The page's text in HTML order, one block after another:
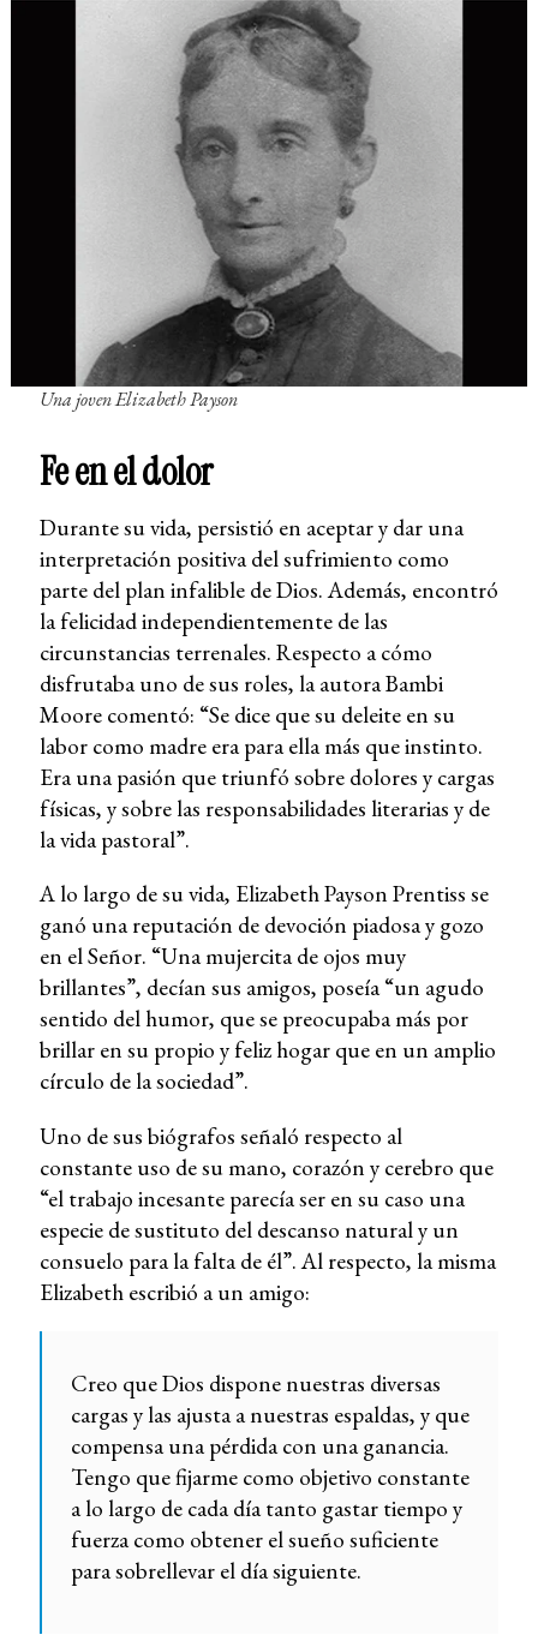
Una joven Elizabeth Payson
Fe en el dolor
Durante su vida, persistió en aceptar y dar una
interpretación positiva del sufrimiento como
parte del plan infalible de Dios. Además, encontró
la felicidad independientemente de las
circunstancias terrenales. Respecto a cómo
disfrutaba uno de sus roles, la autora Bambi
Moore comentó: “Se dice que su deleite en su
labor como madre era para ella más que instinto.
Era una pasión que triunfó sobre dolores y cargas
físicas, y sobre las responsabilidades literarias y de
la vida pastoral”.
A lo largo de su vida, Elizabeth Payson Prentiss se
ganó una reputación de devoción piadosa y gozo
en el Señor. “Una mujercita de ojos muy
brillantes”, decían sus amigos, poseía “un agudo
sentido del humor, que se preocupaba más por
brillar en su propio y feliz hogar que en un amplio
círculo de la sociedad”.
Uno de sus biógrafos señaló respecto al
constante uso de su mano, corazón y cerebro que
“el trabajo incesante parecía ser en su caso una
especie de sustituto del descanso natural y un
consuelo para la falta de él”. Al respecto, la misma
Elizabeth escribió a un amigo:
Creo que Dios dispone nuestras diversas
cargas y las ajusta a nuestras espaldas, y que
compensa una pérdida con una ganancia.
Tengo que fijarme como objetivo constante
a lo largo de cada día tanto gastar tiempo y
fuerza como obtener el sueño suficiente
para sobrellevar el día siguiente.